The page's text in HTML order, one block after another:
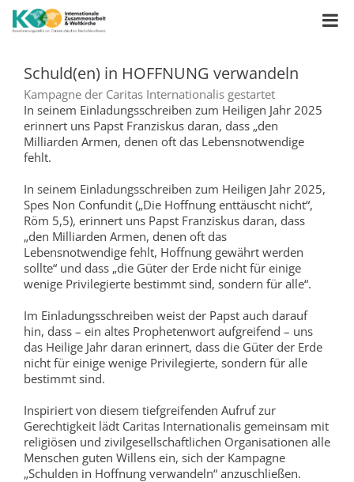
Schuld(en) in HOFFNUNG verwandeln
Kampagne der Caritas Internationalis gestartet
In seinem Einladungsschreiben zum Heiligen Jahr 2025
erinnert uns Papst Franziskus daran, dass „den
Milliarden Armen, denen oft das Lebensnotwendige
fehlt.
In seinem Einladungsschreiben zum Heiligen Jahr 2025,
Spes Non Confundit („Die Hoffnung enttäuscht nicht“,
Röm 5,5), erinnert uns Papst Franziskus daran, dass
„den Milliarden Armen, denen oft das
Lebensnotwendige fehlt, Hoffnung gewährt werden
sollte“ und dass „die Güter der Erde nicht für einige
wenige Privilegierte bestimmt sind, sondern für alle“.
Im Einladungsschreiben weist der Papst auch darauf
hin, dass – ein altes Prophetenwort aufgreifend – uns
das Heilige Jahr daran erinnert, dass die Güter der Erde
nicht für einige wenige Privilegierte, sondern für alle
bestimmt sind.
Inspiriert von diesem tiefgreifenden Aufruf zur
Gerechtigkeit lädt Caritas Internationalis gemeinsam mit
religiösen und zivilgesellschaftlichen Organisationen alle
Menschen guten Willens ein, sich der Kampagne
„Schulden in Hoffnung verwandeln“ anzuschließen.